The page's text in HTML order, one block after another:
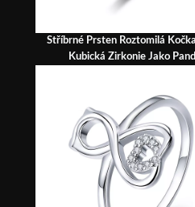
Stříbrné Prsten Roztomilá
Kubická Zirkonie Jako